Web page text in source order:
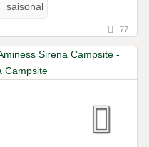
saisonal
77